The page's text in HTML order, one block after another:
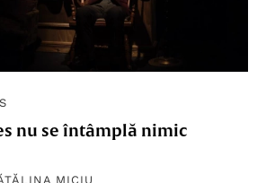
nu se întâmplă nimic
MICIU